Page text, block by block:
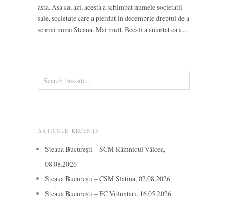
asta. Asa ca, azi, acesta a schimbat numele societatii
sale, societate care a pierdut in decembrie dreptul de a
se mai numi Steaua. Mai mult, Becali a anuntat ca a…
ARTICOLE RECENTE
Steaua București – SCM Râmnicul Vâlcea,
08.08.2026
Steaua București – CSM Slatina, 02.08.2026
Steaua București – FC Voluntari, 16.05.2026